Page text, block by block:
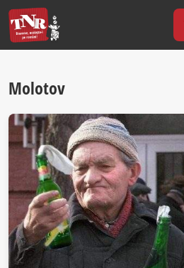
Molotov